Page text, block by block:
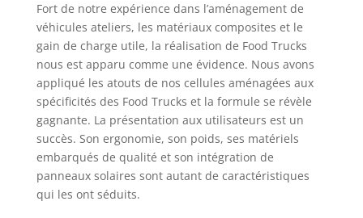
Fort de notre expérience dans l’aménagement de
véhicules ateliers, les matériaux composites et le
gain de charge utile, la réalisation de Food Trucks
nous est apparu comme une évidence. Nous avons
appliqué les atouts de nos cellules aménagées aux
spécificités des Food Trucks et la formule se révèle
gagnante. La présentation aux utilisateurs est un
succès. Son ergonomie, son poids, ses matériels
embarqués de qualité et son intégration de
panneaux solaires sont autant de caractéristiques
qui les ont séduits.